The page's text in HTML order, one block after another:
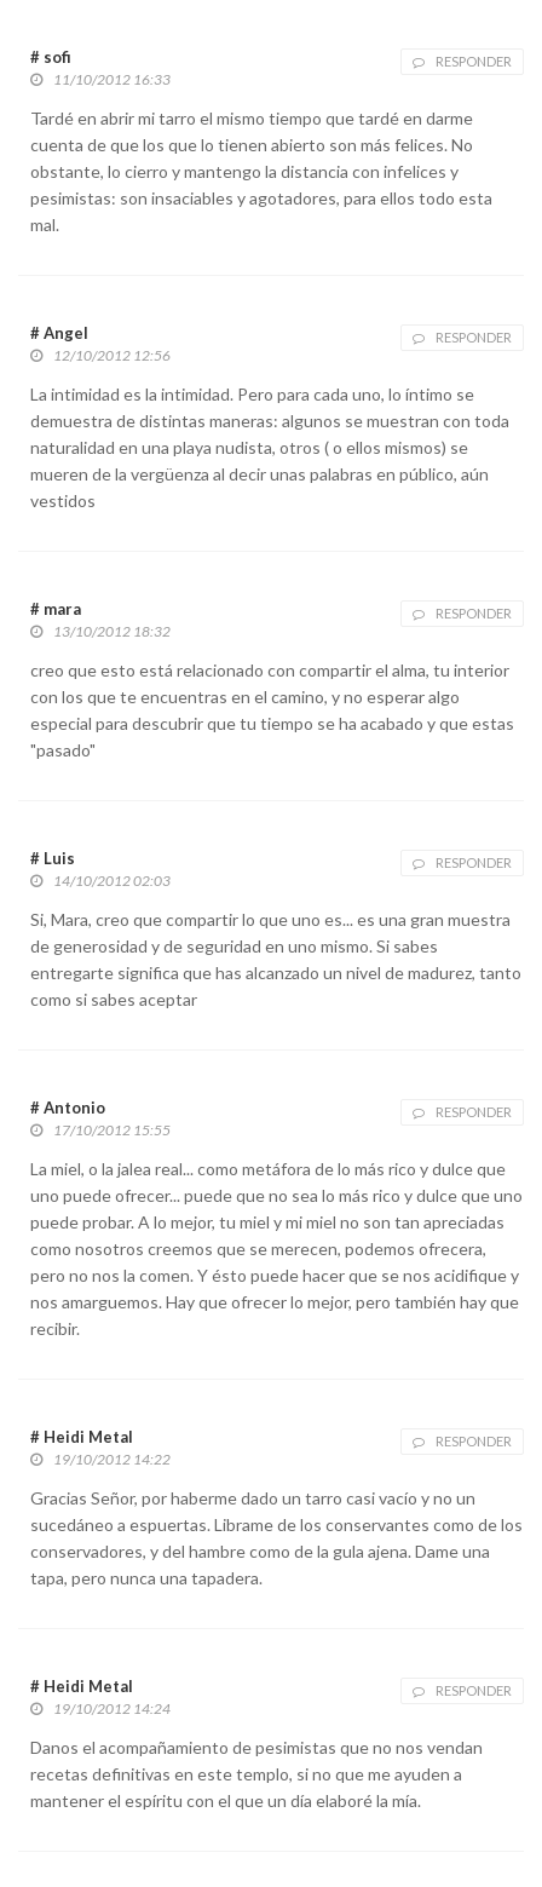
# sofi RESPONDER
11/10/2012 16:33
Tardé en abrir mi tarro el mismo tiempo que tardé en darme
cuenta de que los que lo tienen abierto son más felices. No
obstante, lo cierro y mantengo la distancia con infelices y
pesimistas: son insaciables y agotadores, para ellos todo esta
mal.
# Angel RESPONDER
12/10/2012 12:56
La intimidad es la intimidad. Pero para cada uno, lo íntimo se
demuestra de distintas maneras: algunos se muestran con toda
naturalidad en una playa nudista, otros ( o ellos mismos) se
mueren de la vergüenza al decir unas palabras en público, aún
vestidos
# mara RESPONDER
13/10/2012 18:32
creo que esto está relacionado con compartir el alma, tu interior
con los que te encuentras en el camino, y no esperar algo
especial para descubrir que tu tiempo se ha acabado y que estas
"pasado"
# Luis RESPONDER
14/10/2012 02:03
Si, Mara, creo que compartir lo que uno es... es una gran muestra
de generosidad y de seguridad en uno mismo. Si sabes
entregarte significa que has alcanzado un nivel de madurez, tanto
como si sabes aceptar
# Antonio RESPONDER
17/10/2012 15:55
La miel, o la jalea real... como metáfora de lo más rico y dulce que
uno puede ofrecer... puede que no sea lo más rico y dulce que uno
puede probar. A lo mejor, tu miel y mi miel no son tan apreciadas
como nosotros creemos que se merecen, podemos ofrecera,
pero no nos la comen. Y ésto puede hacer que se nos acidifique y
nos amarguemos. Hay que ofrecer lo mejor, pero también hay que
recibir.
# Heidi Metal RESPONDER
19/10/2012 14:22
Gracias Señor, por haberme dado un tarro casi vacío y no un
sucedáneo a espuertas. Librame de los conservantes como de los
conservadores, y del hambre como de la gula ajena. Dame una
tapa, pero nunca una tapadera.
# Heidi Metal RESPONDER
19/10/2012 14:24
Danos el acompañamiento de pesimistas que no nos vendan
recetas definitivas en este templo, si no que me ayuden a
mantener el espíritu con el que un día elaboré la mía.